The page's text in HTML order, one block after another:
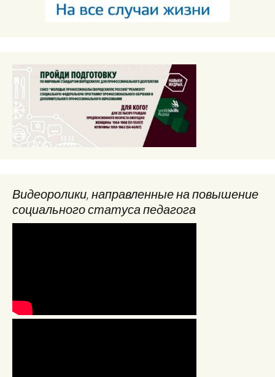
Видеоролики, направленные на повышение
социального статуса педагога